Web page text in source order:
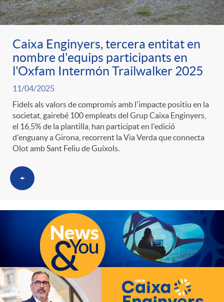
r
a
S
a
l
a
e
p
ó
p
e
r
c
a
t
e
g
t
e
n
i
d
o
A
n
c
l
i
c
a
d
o
r
d
e
Caixa Enginyers, tercera entitat en
nombre d'equips participants en
l'Oxfam Intermón Trailwalker 2025
11/04/2025
Fidels als valors de compromís amb l'impacte positiu en la
societat, gairebé 100 empleats del Grup Caixa Enginyers,
el 16,5% de la plantilla, han participat en l'edició
d'enguany a Girona, recorrent la Via Verda que connecta
Olot amb Sant Feliu de Guíxols.
+